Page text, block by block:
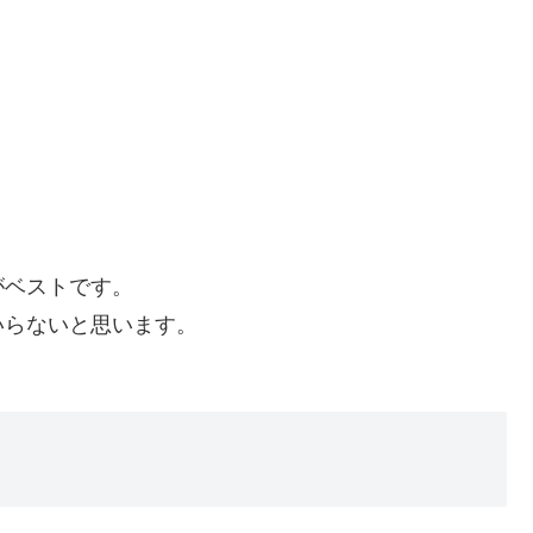
ストです。
ないと思います。